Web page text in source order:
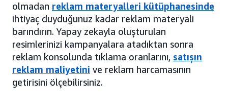
olmadan reklam materyalleri kütüphanesinde
ihtiyaç duyduğunuz kadar reklam materyali
barındırın. Yapay zekayla oluşturulan
resimlerinizi kampanyalara atadıktan sonra
reklam konsolunda tıklama oranlarını, satışın
reklam maliyetini ve reklam harcamasının
getirisini ölçebilirsiniz.